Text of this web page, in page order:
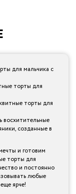
для мальчика с
торты для
торты для
восхитительные
созданные в
и готовим
торты для
и постоянно
любые
ярче!